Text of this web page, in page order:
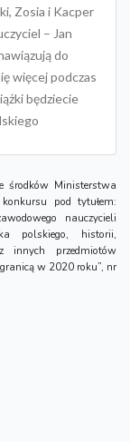
środków Ministerstwa
pod tytułem:
nauczycieli
polskiego, historii,
innych przedmiotów
w 2020 roku”, nr